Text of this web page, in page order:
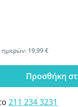
ημερών: 19,99 €
Προσθήκη
211 234 3231